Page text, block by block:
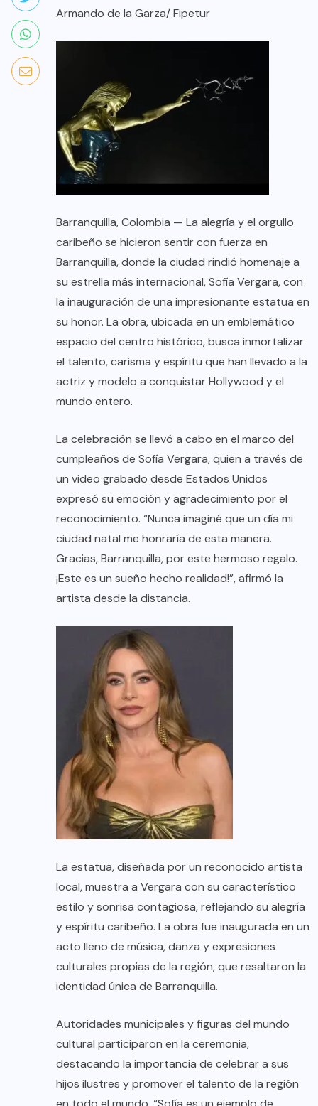
Armando de la Garza/ Fipetur
Barranquilla, Colombia — La alegría y el orgullo
caribeño se hicieron sentir con fuerza en
Barranquilla, donde la ciudad rindió homenaje a
su estrella más internacional, Sofía Vergara, con
la inauguración de una impresionante estatua en
su honor. La obra, ubicada en un emblemático
espacio del centro histórico, busca inmortalizar
el talento, carisma y espíritu que han llevado a la
actriz y modelo a conquistar Hollywood y el
mundo entero.
La celebración se llevó a cabo en el marco del
cumpleaños de Sofía Vergara, quien a través de
un video grabado desde Estados Unidos
expresó su emoción y agradecimiento por el
reconocimiento. “Nunca imaginé que un día mi
ciudad natal me honraría de esta manera.
Gracias, Barranquilla, por este hermoso regalo.
¡Este es un sueño hecho realidad!”, afirmó la
artista desde la distancia.
La estatua, diseñada por un reconocido artista
local, muestra a Vergara con su característico
estilo y sonrisa contagiosa, reflejando su alegría
y espíritu caribeño. La obra fue inaugurada en un
acto lleno de música, danza y expresiones
culturales propias de la región, que resaltaron la
identidad única de Barranquilla.
Autoridades municipales y figuras del mundo
cultural participaron en la ceremonia,
destacando la importancia de celebrar a sus
hijos ilustres y promover el talento de la región